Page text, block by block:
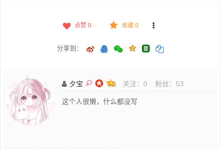
点赞 0 收藏 0
分享到：
夕宝 关注： 0 粉丝： 53
这个人很懒，什么都没写